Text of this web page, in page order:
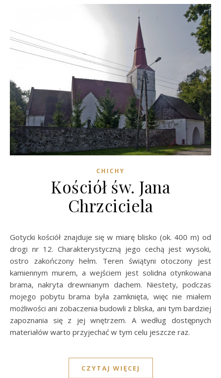
CHICHY
Kościół św. Jana
Chrzciciela
Gotycki kościół znajduje się w miarę blisko (ok. 400 m) od
drogi nr 12. Charakterystyczną jego cechą jest wysoki,
ostro zakończony hełm. Teren świątyni otoczony jest
kamiennym murem, a wejściem jest solidna otynkowana
brama, nakryta drewnianym dachem. Niestety, podczas
mojego pobytu brama była zamknięta, więc nie miałem
możliwości ani zobaczenia budowli z bliska, ani tym bardziej
zapoznania się z jej wnętrzem. A według dostępnych
materiałów warto przyjechać w tym celu jeszcze raz.
CZYTAJ WIĘCEJ